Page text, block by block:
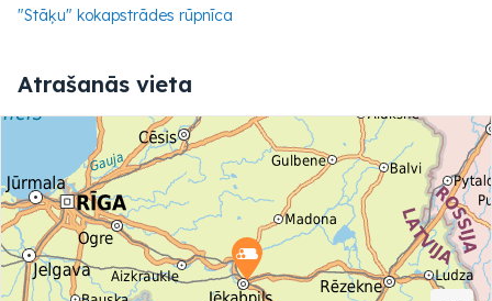
"Stāķu" kokapstrādes rūpnīca
Atrašanās vieta